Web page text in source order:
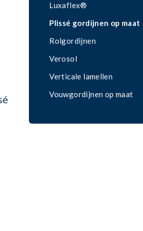
Luxaflex®
Plissé gordijnen op maat
Rolgordijnen
Verosol
Verticale lamellen
Vouwgordijnen op maat